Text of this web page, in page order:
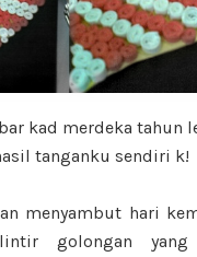
kad merdeka tahun
tanganku sendiri k!
menyambut hari
golongan yang